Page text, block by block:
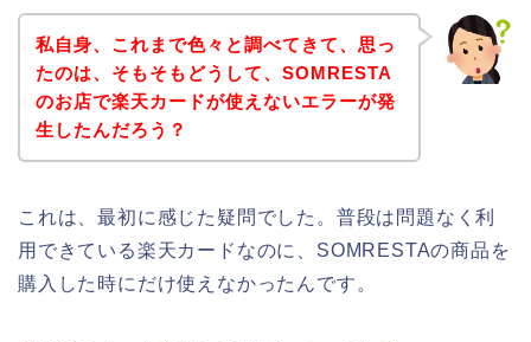
私自身、これまで色々と調べてきて、思っ
たのは、そもそもどうして、SOMRESTA
のお店で楽天カードが使えないエラーが発
生したんだろう？
これは、最初に感じた疑問でした。普段は問題なく利
用できている楽天カードなのに、SOMRESTAの商品を
購入した時にだけ使えなかったんです。